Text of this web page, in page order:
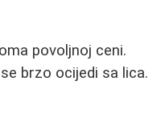
povoljnoj ceni.
brzo ocijedi sa lica.